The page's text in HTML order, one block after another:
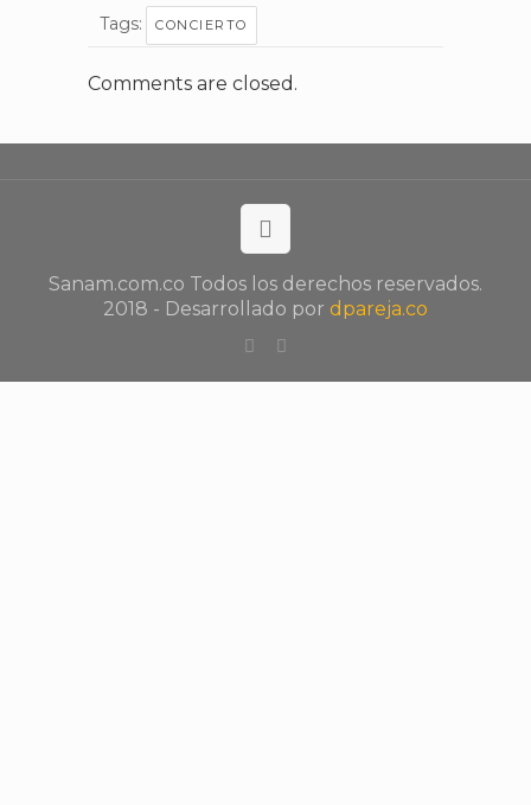
Tags: CONCIERTO
Comments are closed.
Sanam.com.co Todos los derechos reservados.
2018 - Desarrollado por dpareja.co